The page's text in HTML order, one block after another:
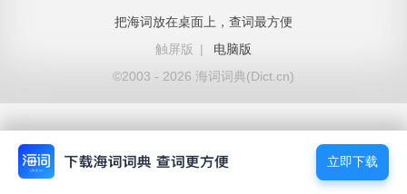
把海词放在桌面上，查词最方便
触屏版
|
电脑版
©2003 - 2026 海词词典(Dict.cn)
立即下载
立即下载